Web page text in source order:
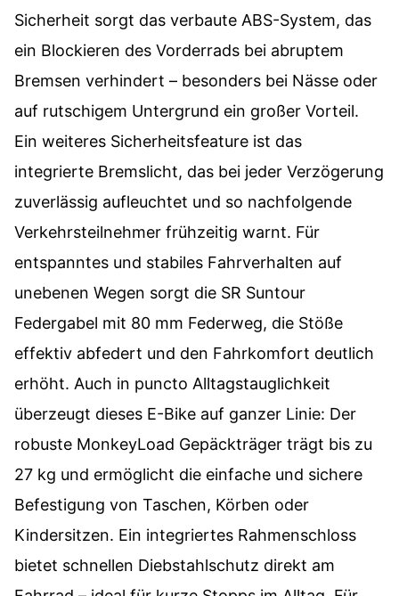
Sicherheit sorgt das verbaute ABS-System, das
ein Blockieren des Vorderrads bei abruptem
Bremsen verhindert – besonders bei Nässe oder
auf rutschigem Untergrund ein großer Vorteil.
Ein weiteres Sicherheitsfeature ist das
integrierte Bremslicht, das bei jeder Verzögerung
zuverlässig aufleuchtet und so nachfolgende
Verkehrsteilnehmer frühzeitig warnt. Für
entspanntes und stabiles Fahrverhalten auf
unebenen Wegen sorgt die SR Suntour
Federgabel mit 80 mm Federweg, die Stöße
effektiv abfedert und den Fahrkomfort deutlich
erhöht. Auch in puncto Alltagstauglichkeit
überzeugt dieses E-Bike auf ganzer Linie: Der
robuste MonkeyLoad Gepäckträger trägt bis zu
27 kg und ermöglicht die einfache und sichere
Befestigung von Taschen, Körben oder
Kindersitzen. Ein integriertes Rahmenschloss
bietet schnellen Diebstahlschutz direkt am